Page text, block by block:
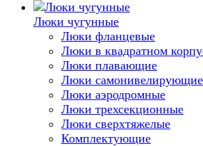
Люки чугунные
Люки фланцевые
Люки в квадратном
Люки плавающие
Люки
Люки аэродромные
Люки трехсекционные
Люки сверхтяжелые
Комплектующие